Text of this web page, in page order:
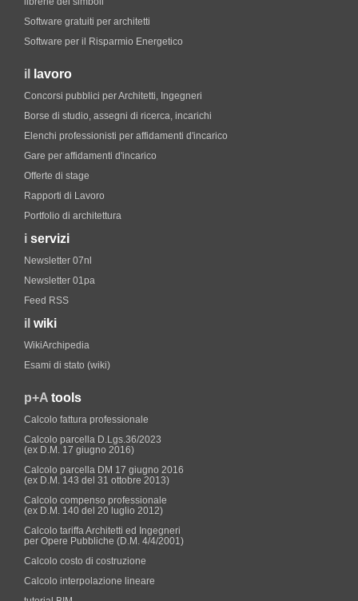
Software gratuiti per architetti
Software per il Risparmio Energetico
il lavoro
Concorsi pubblici per Architetti, Ingegneri
Borse di studio, assegni di ricerca, incarichi
Elenchi professionisti per affidamenti d'incarico
Gare per affidamenti d'incarico
Offerte di stage
Rapporti di Lavoro
Portfolio di architettura
i servizi
Newsletter 07nl
Newsletter 01pa
Feed RSS
il wiki
WikiArchipedia
Esami di stato (wiki)
p+A tools
Calcolo fattura professionale
Calcolo parcella D.Lgs.36/2023
(ex D.M. 17 giugno 2016)
Calcolo parcella DM 17 giugno 2016
(ex D.M. 143 del 31 ottobre 2013)
Calcolo compenso professionale
(ex D.M. 140 del 20 luglio 2012)
Calcolo tariffa Architetti ed Ingegneri
per Opere Pubbliche (D.M. 4/4/2001)
Calcolo costo di costruzione
Calcolo interpolazione lineare